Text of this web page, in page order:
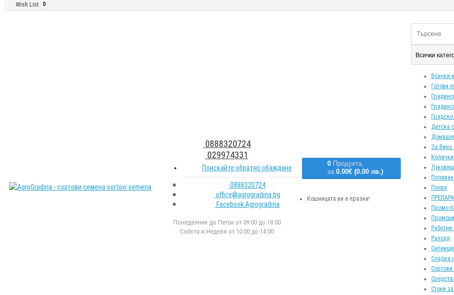
Wish List 0
0888320724
029974331
Поискайте обратно обаждане
0888320724
office@agrogradina.bg
Facebook Agrogradina
Понеделник до Петък от 09:00 до 18:00
Събота и Неделя от 10:00 до 14:00
0 Продукта,
за 0.00€ (0.00 лв.)
Кошницата ви е празна!
Всички
Всички
Готови
Детска
За Вино
Почва
Промо
Разсад
Сладка
Стоки